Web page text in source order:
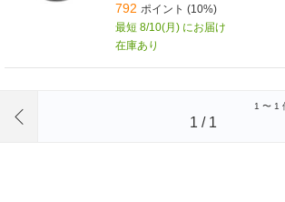
792 ポイント (10%)
最短 8/10(月) にお届け
在庫あり
1 〜 1
1 / 1